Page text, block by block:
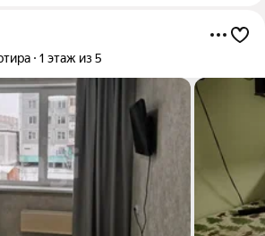
1 этаж из 5